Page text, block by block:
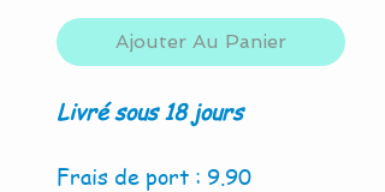
Ajouter Au Panier
Livré sous 18 jours
Frais de port : 9.90